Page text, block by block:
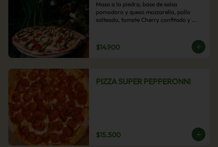
Masa a la piedra, base de salsa
pomodoro y queso mozzarella, pollo
salteado, tomate Cherry confitado y
$14.900
PIZZA SUPER PEPPERONNI
$15.500